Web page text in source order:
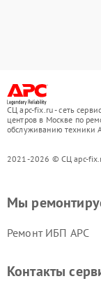
СЦ apc-fix.ru - сеть
центров в Москве по
обслуживанию техники
2021-2026 © СЦ apc-
Мы
Ремонт ИБП APC
Контакты